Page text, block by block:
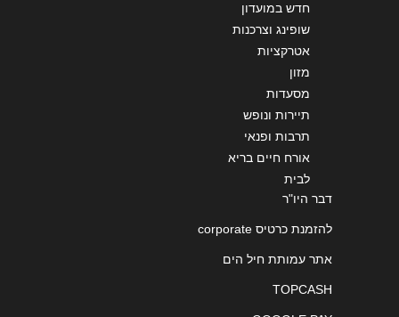
חדש במועדון
שופינג וצרכנות
אטרקציות
מזון
מסעדות
תיירות ונופש
תרבות ופנאי
אורח חיים בריא
לבית
דבר היו"ר
להזמנת כרטיס corporate
אתר עמותת חיל הים
TOPCASH